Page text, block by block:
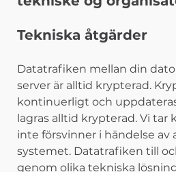
Tekniska åtgärder
Datatrafiken mellan din
server är alltid krypterad.
kontinuerligt och
lagras alltid krypterad. Vi tar
inte försvinner i händelse
systemet. Datatrafiken till
genom olika tekniska